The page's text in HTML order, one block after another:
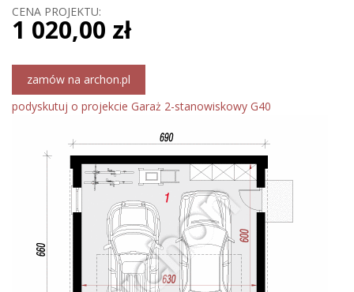
CENA PROJEKTU:
1 020,00 zł
zamów na archon.pl
podyskutuj o projekcie Garaż 2-stanowiskowy G40